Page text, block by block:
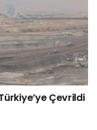
Çevrildi